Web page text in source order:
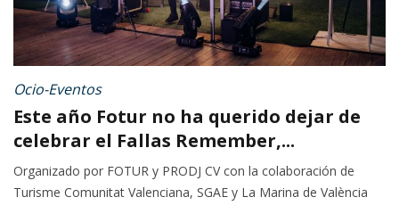
Ocio-Eventos
Este año Fotur no ha querido dejar de
celebrar el Fallas Remember,...
Organizado por FOTUR y PRODJ CV con la colaboración de
Turisme Comunitat Valenciana, SGAE y La Marina de València